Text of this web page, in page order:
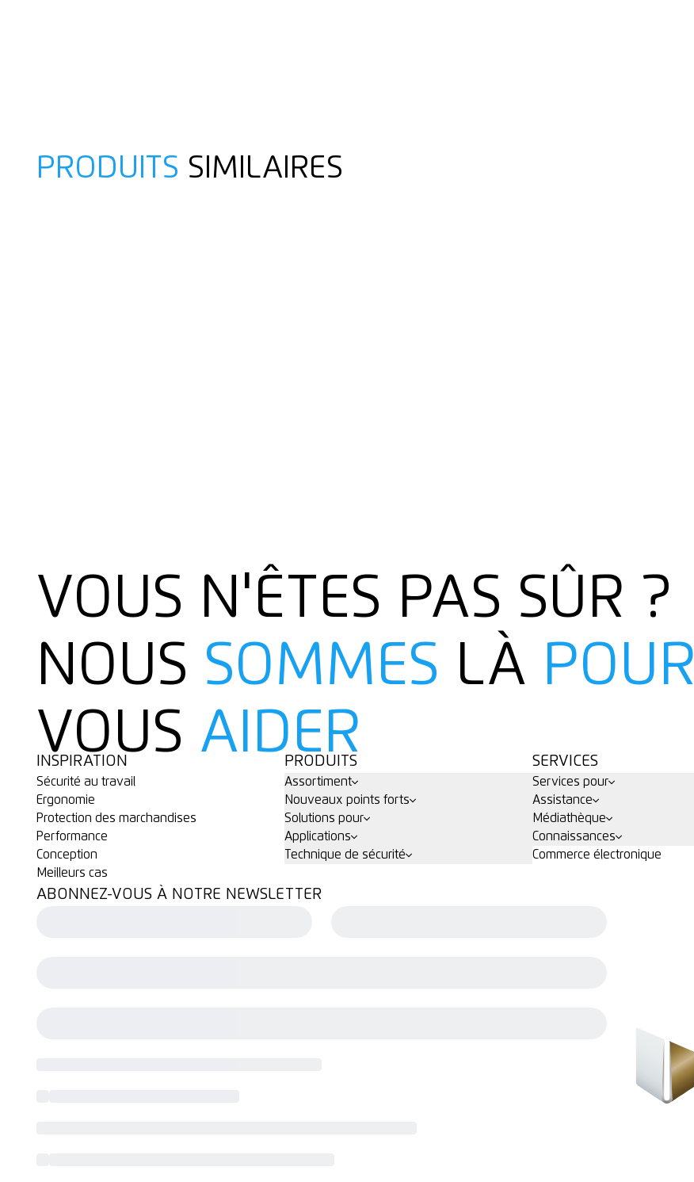
PRODUITS SIMILAIRES
VOUS N'ÊTES PAS SÛR ?
NOUS SOMMES LÀ POUR
VOUS AIDER
INSPIRATION
Sécurité au travail
Ergonomie
Protection des marchandises
Performance
Conception
Meilleurs cas
PRODUITS
Assortiment
Nouveaux points forts
Solutions pour
Applications
Technique de sécurité
SERVICES
Services pour
Assistance
Médiathèque
Connaissances
Commerce électronique
ABONNEZ-VOUS À NOTRE NEWSLETTER